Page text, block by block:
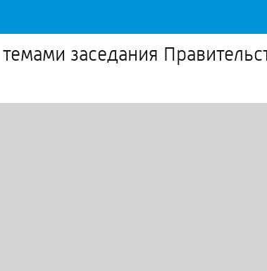
заседания